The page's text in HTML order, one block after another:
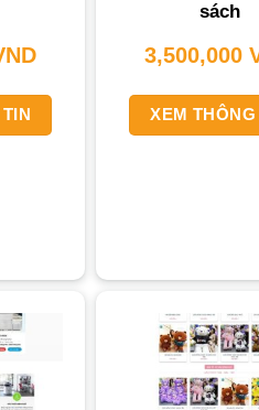
sách
3,500,000
XEM THÔNG